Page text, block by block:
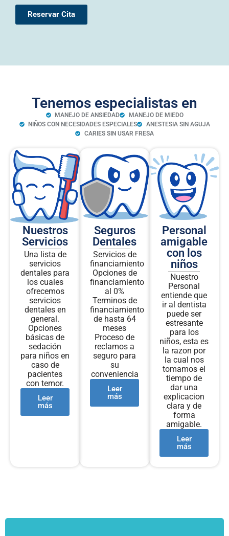
Reservar Cita
Tenemos especialistas en
MANEJO DE ANSIEDAD
MANEJO DE MIEDO
NIÑOS CON NECESIDADES ESPECIALES
ANESTESIA SIN AGUJA
CARIES SIN USAR FRESA
Nuestros
Servicios
Una lista de
servicios
dentales para
los cuales
ofrecemos
servicios
dentales en
general.
Opciones
básicas de
sedación
para niños en
caso de
pacientes
con temor.
Leer
más
Seguros
Dentales
Servicios de
financiamiento
Opciones de
financiamiento
al 0%
Terminos de
financiamiento
de hasta 64
meses
Proceso de
reclamos a
seguro para
su
conveniencia
Leer
más
Personal
amigable
con los
niños
Nuestro
Personal
entiende que
ir al dentista
puede ser
estresante
para los
niños, esta es
la razon por
la cual nos
tomamos el
tiempo de
dar una
explicacion
clara y de
forma
amigable.
Leer
más